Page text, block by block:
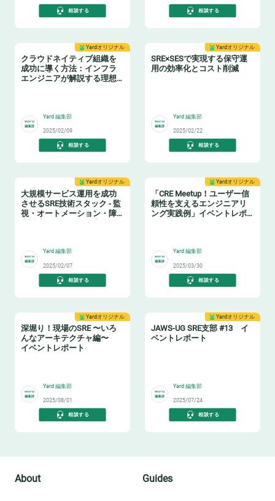
相談する 相談する
Yardオリジナル
クラウドネイティブ組織を
成功に導く方法：インフラ
エンジニアが解説する理想
Yard 編集部
2025/02/09
相談する
Yardオリジナル
SRE×SESで実現する保守運
用の効率化とコスト削減
Yard 編集部
2025/02/22
相談する
Yardオリジナル
大規模サービス運用を成功
させるSRE技術スタック - 監
視・オートメーション・障
Yard 編集部
2025/02/07
相談する
Yardオリジナル
「CRE Meetup！ユーザー信
頼性を支えるエンジニアリ
ング実践例」イベントレポ
Yard 編集部
2025/03/30
相談する
Yardオリジナル
深堀り！現場のSRE 〜いろ
んなアーキテクチャ編〜
イベントレポート
Yard 編集部
2025/08/01
相談する
Yardオリジナル
JAWS-UG SRE支部 #13 イ
ベントレポート
Yard 編集部
2025/07/24
相談する
About Guides